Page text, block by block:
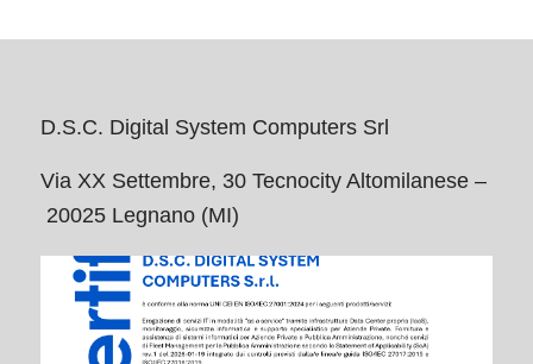
D.S.C. Digital System Computers Srl
Via XX Settembre, 30 Tecnocity Altomilanese –
20025 Legnano (MI)